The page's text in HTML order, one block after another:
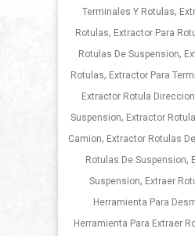
Terminales Y Rotulas,
Rotulas, Extractor Para
Rotulas De Suspension,
Rotulas, Extractor Para
Extractor Rotula Direccion
Suspension, Extractor
Camion, Extractor Rotulas
Rotulas De Suspension,
Suspension, Extraer
Herramienta Para
Herramienta Para Extraer